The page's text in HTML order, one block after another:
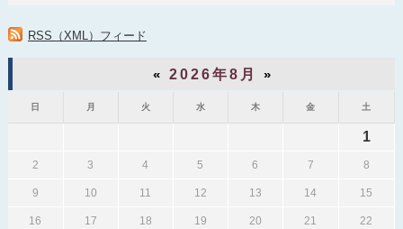
RSS（XML）フィード
« 2026年8月 »
日 月 火 水 木 金 土
1
2 3 4 5 6 7 8
9 10 11 12 13 14 15
16 17 18 19 20 21 22